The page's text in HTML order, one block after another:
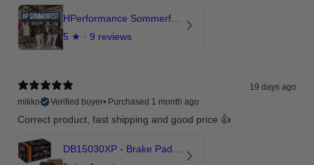
5 ★ · 9 reviews
19 days ago
mikko
Verified buyer• Purchased 1 month ago
Correct product, fast shipping and good price 👍